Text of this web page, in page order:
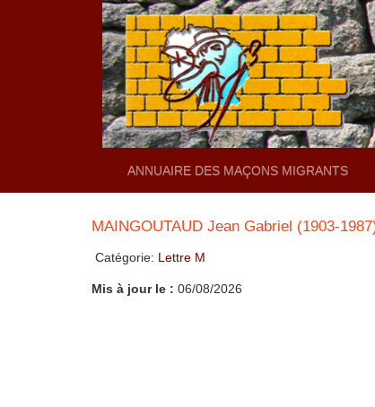
ANNUAIRE DES MAÇONS MIGRANTS
MAINGOUTAUD Jean Gabriel (1903-
Catégorie: Lettre M
Mis à jour le : 06/08/2026